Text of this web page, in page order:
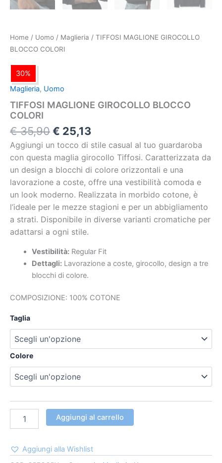
Home / Uomo / Maglieria / TIFFOSI MAGLIONE GIROCOLLO
BLOCCO COLORI
30%
Maglieria, Uomo
TIFFOSI MAGLIONE GIROCOLLO BLOCCO
COLORI
€35,90€ 25,13
Aggiungi un tocco di stile casual al tuo guardaroba
con questa maglia girocollo Tiffosi. Caratterizzata da
un design a blocchi di colore orizzontali e una
lavorazione a coste, offre una vestibilità comoda e
un look moderno. Realizzata in morbido cotone, è
l’ideale per le mezze stagioni e per un abbigliamento
a strati. Disponibile in diverse varianti cromatiche per
adattarsi a ogni stile.
Vestibilità:Regular Fit
Dettagli:Lavorazione a coste, girocollo, design a tre
blocchi di colore.
COMPOSIZIONE: 100% COTONE
Taglia
Colore
Aggiungi al carrello
Aggiungi alla Wishlist